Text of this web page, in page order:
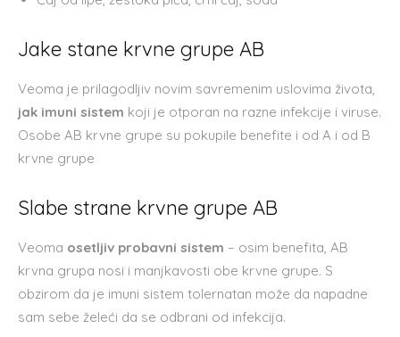
Jake stane krvne grupe AB
Veoma je prilagodljiv novim savremenim uslovima života,
jak imuni sistem koji je otporan na razne infekcije i viruse.
Osobe AB krvne grupe su pokupile benefite i od A i od B
krvne grupe
Slabe strane krvne grupe AB
Veoma osetljiv probavni sistem – osim benefita, AB
krvna grupa nosi i manjkavosti obe krvne grupe. S
obzirom da je imuni sistem tolernatan može da napadne
sam sebe želeći da se odbrani od infekcija.